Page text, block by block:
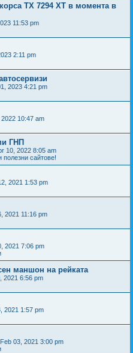
ТХ 7294 ХТ в момента в
11:53 pm
2:11 pm
2023 4:21 pm
10:47 am
ГНП
10, 2022 8:05 am
полезни сайтове!
2021 1:53 pm
2021 11:16 pm
2021 7:06 pm
маншон на рейката
2021 6:56 pm
2021 1:57 pm
03, 2021 3:00 pm